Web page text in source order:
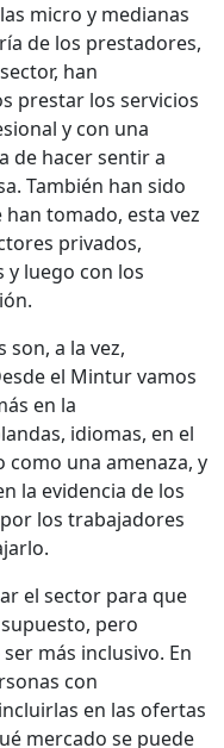
micro y medianas
de los prestadores,
han
prestar los servicios
y con una
de hacer sentir a
También han sido
tomado, esta vez
privados,
luego con los
son, a la vez,
el Mintur vamos
en la
idiomas, en el
como una amenaza, y
la evidencia de los
los trabajadores
el sector para que
pero
más inclusivo. En
con
en las ofertas
mercado se puede